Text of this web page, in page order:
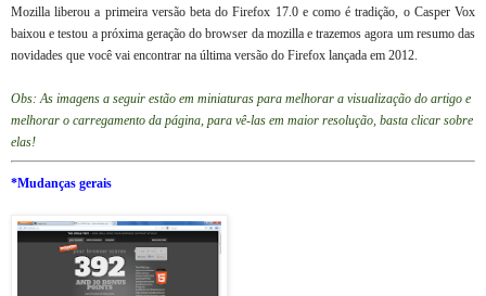
Mozilla liberou a primeira versão beta do Firefox 17.0 e como é tradição, o Casper Vox
baixou e testou a próxima geração do browser da mozilla e trazemos agora um resumo das
novidades que você vai encontrar na última versão do Firefox lançada em 2012.
Obs: As imagens a seguir estão em miniaturas para melhorar a visualização do artigo e
melhorar o carregamento da página, para vê-las em maior resolução, basta clicar sobre
elas!
*Mudanças gerais